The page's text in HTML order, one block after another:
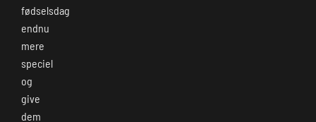
fødselsdag
endnu
mere
speciel
og
give
dem